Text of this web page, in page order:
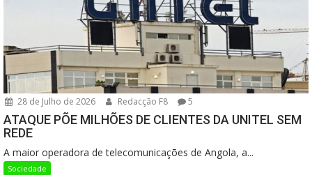
28 de Julho de 2026 Redacção F8 5
ATAQUE PÕE MILHÕES DE CLIENTES DA UNITEL SEM
REDE
A maior operadora de telecomunicações de Angola, a...
Sociedade